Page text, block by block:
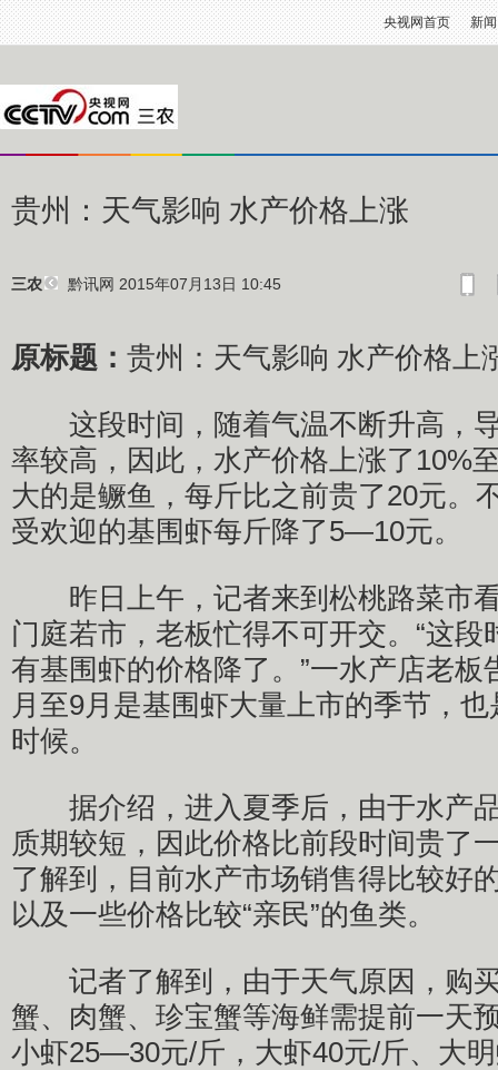
央视网首页 新闻
贵州：天气影响 水产价格上涨
三农 黔讯网 2015年07月13日 10:45
原标题： 贵州：天气影响 水产价格上
这段时间，随着气温不断升高，
率较高，因此，水产价格上涨了10%
大的是鳜鱼，每斤比之前贵了20元。
受欢迎的基围虾每斤降了5—10元。
昨日上午，记者来到松桃路菜市
门庭若市，老板忙得不可开交。“这
有基围虾的价格降了。”一水产店老板
月至9月是基围虾大量上市的季节，
时候。
据介绍，进入夏季后，由于水产
质期较短，因此价格比前段时间贵了
了解到，目前水产市场销售得比较好
以及一些价格比较“亲民”的鱼类。
记者了解到，由于天气原因，购
蟹、肉蟹、珍宝蟹等海鲜需提前一天
小虾25—30元/斤，大虾40元/斤、大